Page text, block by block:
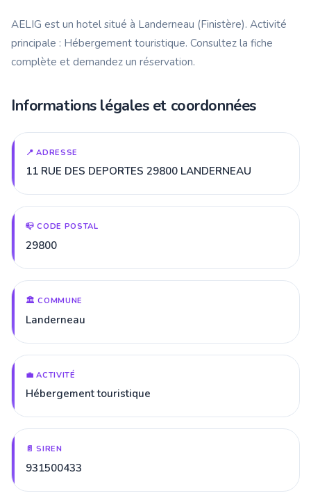
AELIG est un hotel situé à Landerneau (Finistère). Activité
principale : Hébergement touristique. Consultez la fiche
complète et demandez un réservation.
Informations légales et coordonnées
📍 ADRESSE
11 RUE DES DEPORTES 29800 LANDERNEAU
📪 CODE POSTAL
29800
🏛️ COMMUNE
Landerneau
💼 ACTIVITÉ
Hébergement touristique
📄 SIREN
931500433